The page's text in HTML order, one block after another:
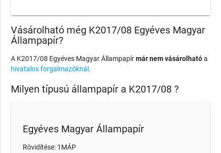
Vásárolható még K2017/08 Egyéves Magyar
Állampapír?
A K2017/08 Egyéves Magyar Állampapírmár nem vásárolhatóa
hivatalos forgalmazóknál .
Milyen típusú állampapír a K2017/08 ?
Egyéves Magyar Állampapír
Rövidítése: 1MÁP